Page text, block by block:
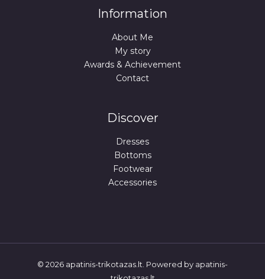
Information
About Me
My story
Awards & Achievement
Contact
Discover
Dresses
Bottoms
Footwear
Accessories
© 2026 apatinis-trikotazas.lt. Powered by apatinis-